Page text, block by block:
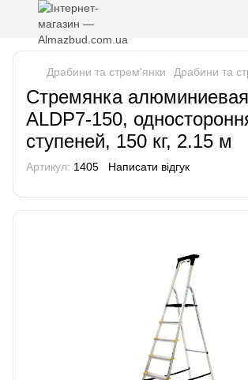
Драбини та стрем'янки Драбини та
Стремянка
ALDP7-150,
ступеней, 150 кг, 2.15 м
Артикул: 1405 Написати відгук